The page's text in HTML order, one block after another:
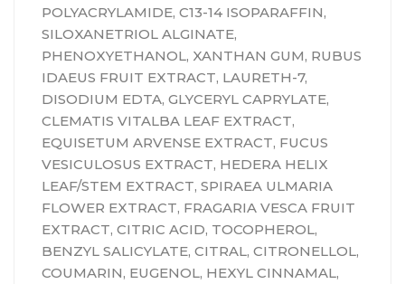
POLYACRYLAMIDE, C13-14 ISOPARAFFIN,
SILOXANETRIOL ALGINATE,
PHENOXYETHANOL, XANTHAN GUM, RUBUS
IDAEUS FRUIT EXTRACT, LAURETH-7,
DISODIUM EDTA, GLYCERYL CAPRYLATE,
CLEMATIS VITALBA LEAF EXTRACT,
EQUISETUM ARVENSE EXTRACT, FUCUS
VESICULOSUS EXTRACT, HEDERA HELIX
LEAF/STEM EXTRACT, SPIRAEA ULMARIA
FLOWER EXTRACT, FRAGARIA VESCA FRUIT
EXTRACT, CITRIC ACID, TOCOPHEROL,
BENZYL SALICYLATE, CITRAL, CITRONELLOL,
COUMARIN, EUGENOL, HEXYL CINNAMAL,